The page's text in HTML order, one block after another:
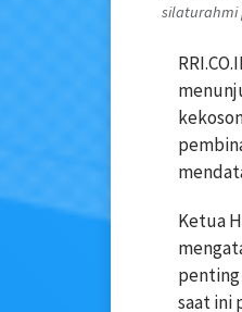
silaturahmi
Ketua
saat ini